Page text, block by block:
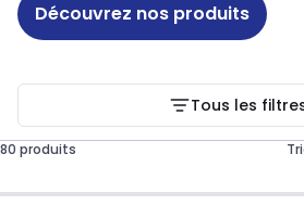
Découvrez nos produits
Tous les
80 produits